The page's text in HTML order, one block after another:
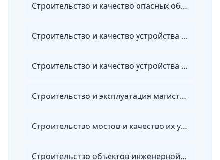
Строительство и качество опасных объектов
Строительство и качество устройства инженерных систем
Строительство и качество устройства электрических систем
Строительство и эксплуатация магистральных трубопроводов
Строительство мостов и качество их устройства
Строительство объектов инженерной инфраструктуры окружающей среды